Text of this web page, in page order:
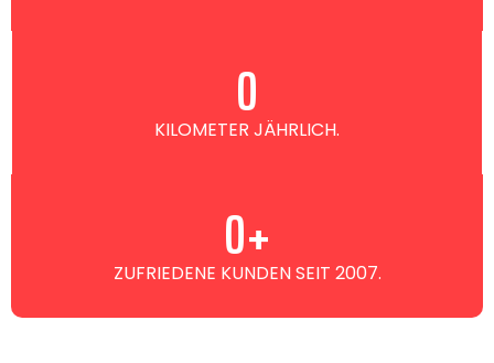
KILOMETER JÄHRLICH.
0
ZUFRIEDENE KUNDEN SEIT 2007.
0+